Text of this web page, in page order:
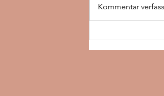
Rezension |
| Abby Jimenez
Kommentar